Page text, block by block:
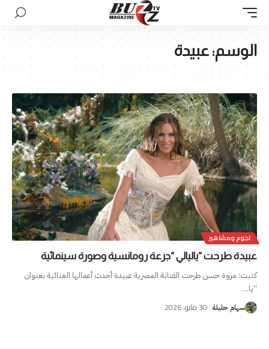
الوسم:عبيدة
نجوم ومشاهير
عبيدة طرحت “ياليالي “جرعة رومانسية وصورة سينمائية
كتبت: مروة حسن طرحت الفنانة المصرية عبيدة أحدث أعمالها الغنائية بعنوان
“يا…
سهام حليلة 30 مايو، 2026